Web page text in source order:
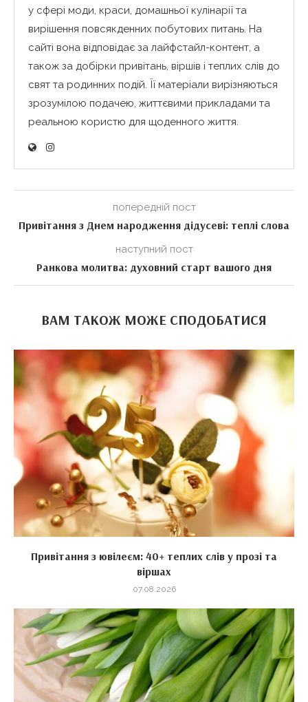
у сфері моди, краси, домашньої кулінарії та
вирішення повсякденних побутових питань. На
сайті вона відповідає за лайфстайл-контент, а
також за добірки привітань, віршів і теплих слів до
свят та родинних подій. Її матеріали вирізняються
зрозумілою подачею, життєвими прикладами та
реальною користю для щоденного життя.
попередній пост
Привітання з Днем народження дідусеві: теплі слова
наступний пост
Ранкова молитва: духовний старт вашого дня
ВАМ ТАКОЖ МОЖЕ СПОДОБАТИСЯ
Привітання з ювілеєм: 40+ теплих слів у прозі та
віршах
07.08.2026